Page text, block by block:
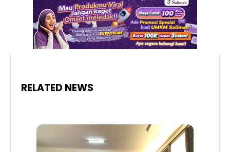
RELATED NEWS